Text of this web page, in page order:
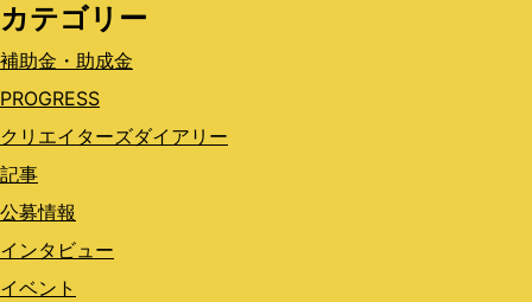
カテゴリー
補助金・助成金
PROGRESS
クリエイターズダイアリー
記事
公募情報
インタビュー
イベント